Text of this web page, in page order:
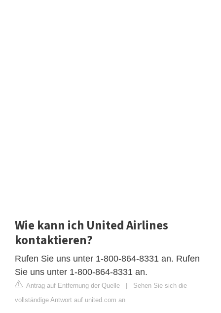
Wie kann ich United Airlines
kontaktieren?
Rufen Sie uns unter 1-800-864-8331 an. Rufen
Sie uns unter 1-800-864-8331 an.
Antrag auf Entfernung der Quelle | Sehen Sie sich die
vollständige Antwort auf united.com an